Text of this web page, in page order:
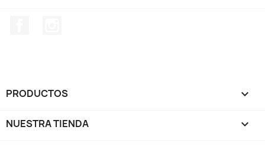
PRODUCTOS 
NUESTRA TIENDA 